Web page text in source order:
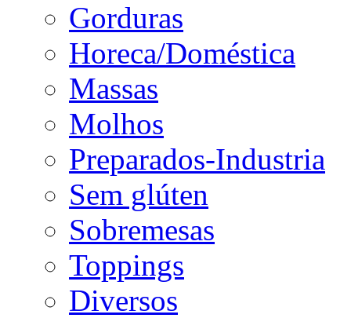
Gorduras
Horeca/Doméstica
Massas
Molhos
Preparados-Industria
Sem glúten
Sobremesas
Toppings
Diversos